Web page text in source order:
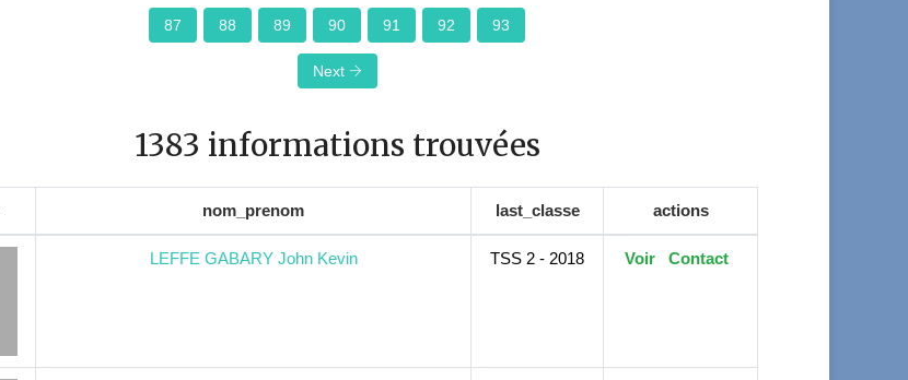
87 88 89 90 91 92 93
Next
1383 informations trouvées
nom_prenom last_classe actions
LEFFE GABARY John Kevin TSS 2 - 2018 Voir Contact